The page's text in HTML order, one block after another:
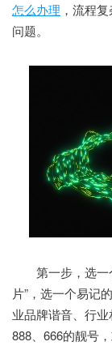
怎么办理 ，流程
问题。
第一步，选一
片”，选一个易记
业品牌谐音、行
888、666的靓号